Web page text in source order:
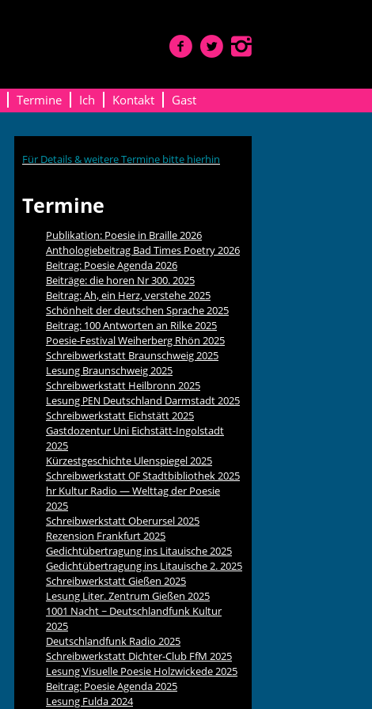
Termine Ich Kontakt
Gast
Für Details & weitere Termine bitte hierhin
Termine
Publikation: Poesie in Braille 2026
Anthologiebeitrag Bad Times Poetry 2026
Beitrag: Poesie Agenda 2026
Beiträge: die horen Nr 300. 2025
Beitrag: Ah, ein Herz, verstehe 2025
Schönheit der deutschen Sprache 2025
Beitrag: 100 Antworten an Rilke 2025
Poesie-Festival Weiherberg Rhön 2025
Schreibwerkstatt Braunschweig 2025
Lesung Braunschweig 2025
Schreibwerkstatt Heilbronn 2025
Lesung PEN Deutschland Darmstadt 2025
Schreibwerkstatt Eichstätt 2025
Gastdozentur Uni Eichstätt-Ingolstadt
2025
Kürzestgeschichte Ulenspiegel 2025
SchreibwerkstattOFStadtbibliothek 2025
hr Kultur Radio — Welttag der Poesie
2025
Schreibwerkstatt Oberursel 2025
Rezension Frankfurt 2025
Gedichtübertragung ins Litauische 2025
Gedichtübertragung ins Litauische 2. 2025
Schreibwerkstatt Gießen 2025
Lesung Liter. Zentrum Gießen 2025
1001 Nacht ~ Deutschlandfunk Kultur
2025
Deutschlandfunk Radio 2025
Schreibwerkstatt Dichter-Club FfM 2025
Lesung Visuelle Poesie Holzwickede 2025
Beitrag: Poesie Agenda 2025
Lesung Fulda 2024